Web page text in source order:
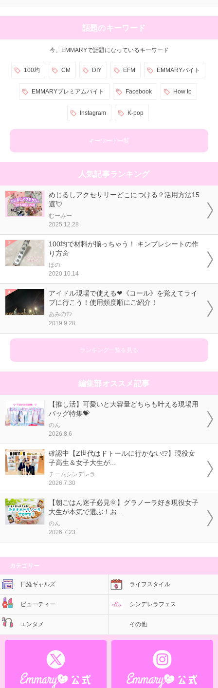
話題のキーワード
今、EMMARYで話題になっているキーワード
100均 CM DIY EFM EMMARYバイト
EMMARYプレミアムバイト Facebook How to
Instagram K-pop
キーワード一覧
人気記事ランキング
めじるしアクセサリーどこにつける？活用方法15
選💘
むーみー
2025.12.28
100均で材料が揃っちゃう！ キンブレシートの作
り方🌼
ほの
2020.10.14
アイドル現場で使える❤《コール》を覚えてライ
ブに行こう！使用頻度順にご紹介！
あみのｻﾝ
2019.9.28
ランキング一覧を見る
編集部オススメ記事
【推し活】可愛いと大容量どちらも叶える現場用
バッグ特集💝
のん
2026.8.6
確認中【Z世代はドトールに行かない!?】現役女
子高生＆女子大生が...
チームシンデレラ
2026.7.30
【朝ごはん迷子必見🌞】グラノーラ好き現役女子
大生が本気で選ぶ！お...
のん
2026.7.23
カテゴリー
日経ギャルズ ライフスタイル
ビューティー シンデレラフェス
エンタメ その他